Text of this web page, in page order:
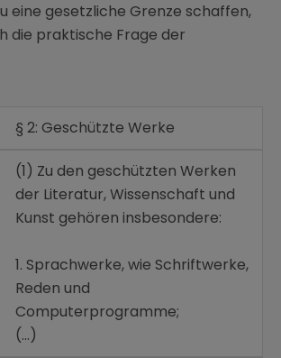
eine gesetzliche Grenze schaffen,
die praktische Frage der
§ 2: Geschützte Werke
(1) Zu den geschützten Werken
der Literatur, Wissenschaft und
Kunst gehören insbesondere:
1. Sprachwerke, wie Schriftwerke,
Reden und
Computerprogramme;
(…)